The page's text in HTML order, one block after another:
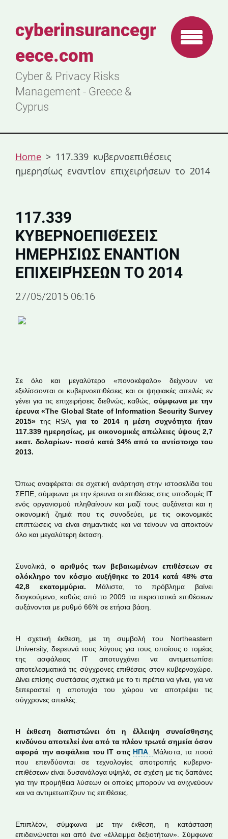
cyberinsurancegr
eece.com
Cyber & Privacy Risks
Management - Greece &
Cyprus
Home > 117.339 κυβερνοεπιθέσεις
ημερησίως εναντίον επιχειρήσεων το 2014
117.339
ΚΥΒΕΡΝΟΕΠΙΘΈΣΕΙΣ
ΗΜΕΡΗΣΊΩΣ ΕΝΑΝΤΊΟΝ
ΕΠΙΧΕΙΡΉΣΕΩΝ ΤΟ 2014
27/05/2015 06:16
Σε όλο και μεγαλύτερο «πονοκέφαλο» δείχνουν να
εξελίσσονται οι κυβερνοεπιθέσεις και οι ψηφιακές απειλές εν
γένει για τις επιχειρήσεις διεθνώς, καθώς, σύμφωνα με την
έρευνα «The Global State of Information Security Survey
2015» της RSA,για το 2014 η μέση συχνότητα ήταν
117.339 ημερησίως, με οικονομικές απώλειες ύψους 2,7
εκατ. δολαρίων- ποσό κατά 34% από το αντίστοιχο του
2013.
Όπως αναφέρεται σε σχετική ανάρτηση στην ιστοσελίδα του
ΣΕΠΕ, σύμφωνα με την έρευνα οι επιθέσεις στις υποδομές ΙΤ
ενός οργανισμού πληθαίνουν και μαζί τους αυξάνεται και η
οικονομική ζημιά που τις συνοδεύει, με τις οικονομικές
επιπτώσεις να είναι σημαντικές και να τείνουν να αποκτούν
όλο και μεγαλύτερη έκταση.
Συνολικά, ο αριθμός των βεβαιωμένων επιθέσεων σε
ολόκληρο τον κόσμο αυξήθηκε το 2014 κατά 48% στα
42,8 εκατομμύρια. Μάλιστα, το πρόβλημα βαίνει
διογκούμενο, καθώς από το 2009 τα περιστατικά επιθέσεων
αυξάνονται με ρυθμό 66% σε ετήσια βάση.
Η σχετική έκθεση, με τη συμβολή του Northeastern
University, διερευνά τους λόγους για τους οποίους ο τομέας
της ασφάλειας ΙΤ αποτυγχάνει να αντιμετωπίσει
αποτελεσματικά τις σύγχρονες επιθέσεις στον κυβερνοχώρο.
Δίνει επίσης συστάσεις σχετικά με το τι πρέπει να γίνει, για να
ξεπεραστεί η αποτυχία του χώρου να αποτρέψει τις
σύγχρονες απειλές.
Η έκθεση διαπιστώνει ότι η έλλειψη συναίσθησης
κινδύνου αποτελεί ένα από τα πλέον τρωτά σημεία όσον
αφορά την ασφάλεια του ΙΤ στις ΗΠΑ
Μάλιστα, τα ποσά
που επενδύονται σε τεχνολογίες αποτροπής κυβερνο-
επιθέσεων είναι δυσανάλογα υψηλά, σε σχέση με τις δαπάνες
για την προμήθεια λύσεων οι οποίες μπορούν να ανιχνεύουν
και να αντιμετωπίζουν τις επιθέσεις.
Επιπλέον, σύμφωνα με την έκθεση, η κατάσταση
επιδεινώνεται και από ένα «έλλειμμα δεξιοτήτων». Σύμφωνα